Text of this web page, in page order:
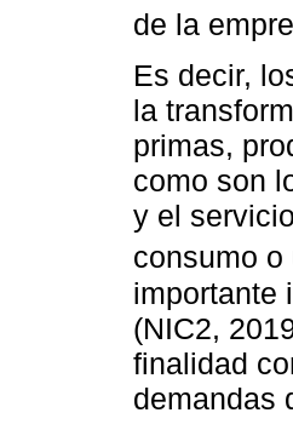
de la
Es decir,
la
primas,
como son
y el
consumo o
importante
(NIC2,
finalidad
demandas